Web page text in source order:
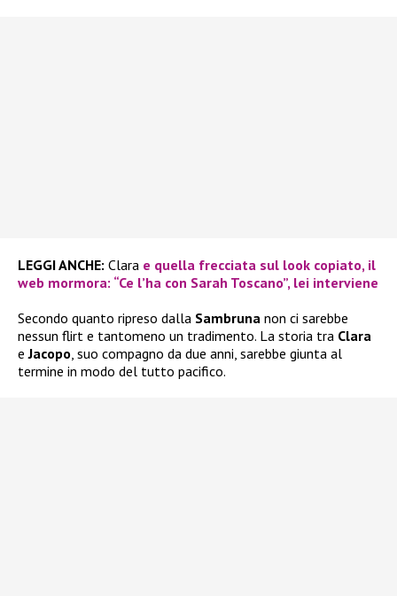
LEGGI ANCHE: Clara e quella frecciata sul look copiato, il
web mormora: “Ce l’ha con Sarah Toscano”, lei interviene
Secondo quanto ripreso dalla Sambruna non ci sarebbe
nessun flirt e tantomeno un tradimento. La storia tra Clara
eJacopo , suo compagno da due anni, sarebbe giunta al
termine in modo del tutto pacifico.